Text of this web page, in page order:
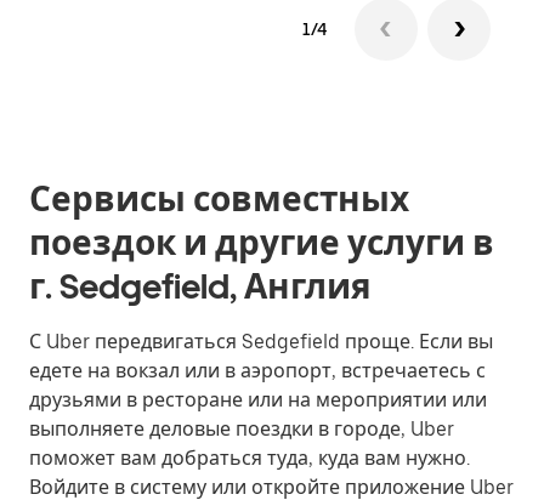
1/4
Сервисы совместных
поездок и другие услуги в
г. Sedgefield, Англия
С Uber передвигаться Sedgefield проще. Если вы
едете на вокзал или в аэропорт, встречаетесь с
друзьями в ресторане или на мероприятии или
выполняете деловые поездки в городе, Uber
поможет вам добраться туда, куда вам нужно.
Войдите в систему или откройте приложение Uber